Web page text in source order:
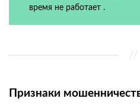
время не работает .
Признаки